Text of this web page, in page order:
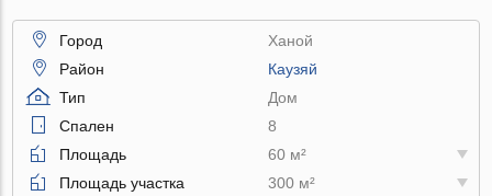
Город
Ханой
Район
Каузяй
Тип
Дом
Спален
8
Площадь
60 м²
Площадь участка
300 м²